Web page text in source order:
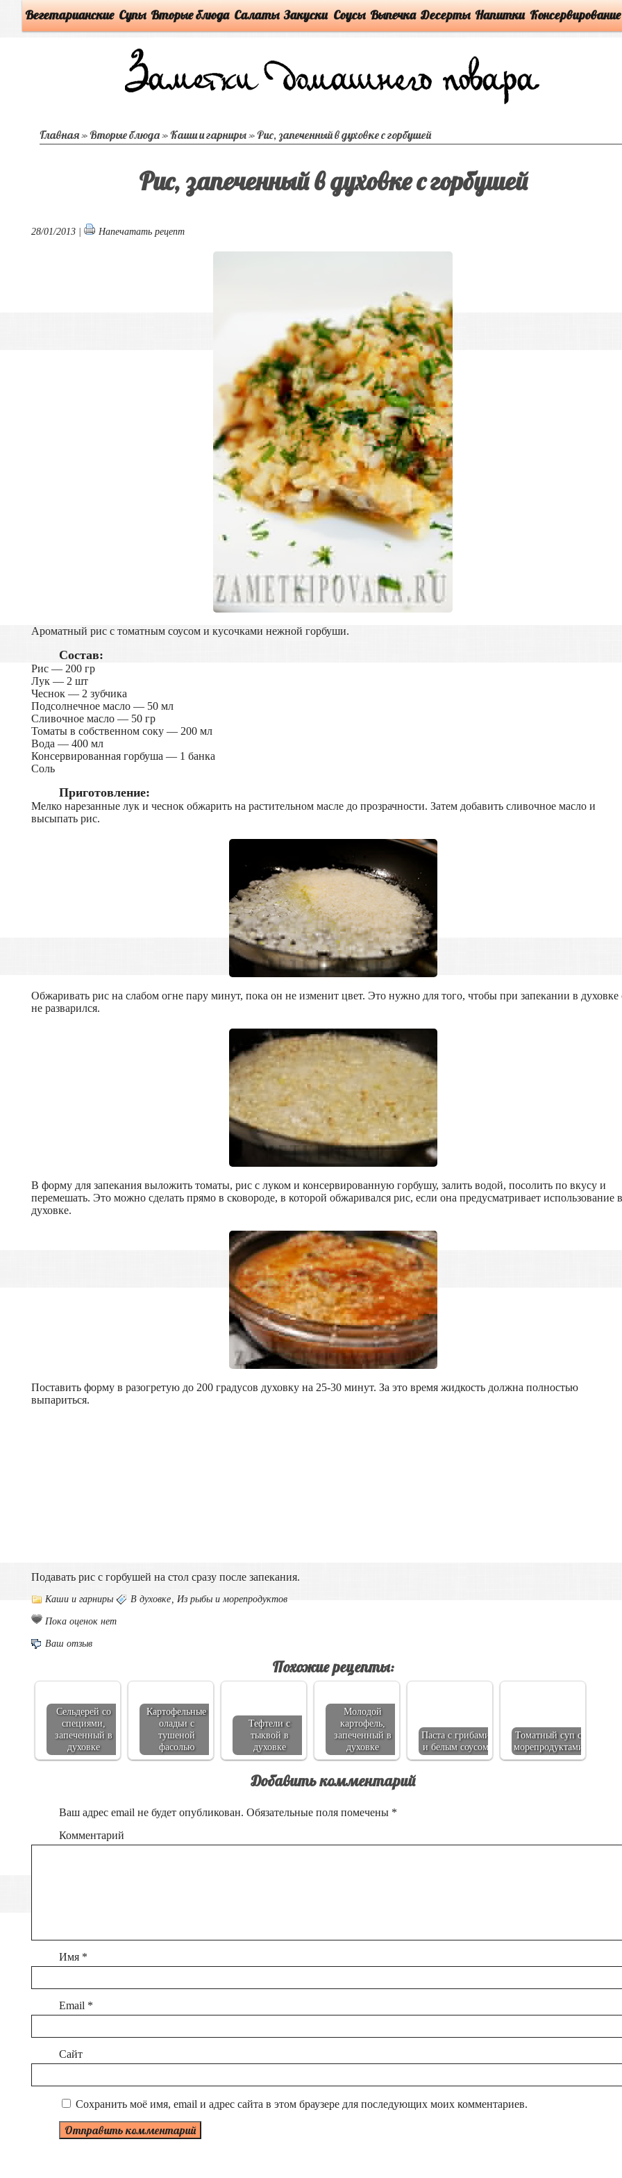
Вегетарианские Супы Вторые блюда Салаты Закуски Соусы Выпечка Десерты Напитки Консервирование
Главная»Вторые блюда»Каши и гарниры»Рис, запеченный в духовке с горбушей
Рис, запеченный в духовке с горбушей
28/01/2013 | Напечатать рецепт
Ароматный рис с томатным соусом и кусочками нежной горбуши.
Состав:
Рис — 200 гр
Лук — 2 шт
Чеснок — 2 зубчика
Подсолнечное масло — 50 мл
Сливочное масло — 50 гр
Томаты в собственном соку — 200 мл
Вода — 400 мл
Консервированная горбуша — 1 банка
Соль
Приготовление:
Мелко нарезанные лук и чеснок обжарить на растительном масле до прозрачности. Затем добавить сливочное масло и
высыпать рис.
Обжаривать рис на слабом огне пару минут, пока он не изменит цвет. Это нужно для того, чтобы при запекании в духовке
не разварился.
В форму для запекания выложить томаты, рис с луком и консервированную горбушу, залить водой, посолить по вкусу и
перемешать. Это можно сделать прямо в сковороде, в которой обжаривался рис, если она предусматривает использование
духовке.
Поставить форму в разогретую до 200 градусов духовку на 25-30 минут. За это время жидкость должна полностью
выпариться.
Подавать рис с горбушей на стол сразу после запекания.
Каши и гарниры В духовке,Из рыбы и морепродуктов
Пока оценок нет
Ваш отзыв
Похожие рецепты:
Сельдерей со
специями,
запеченный в
духовке
Картофельные
оладьи с
тушеной
фасолью
Тефтели с
тыквой в
духовке
Молодой
картофель,
запеченный в
духовке
Паста с грибами
и белым соусом
Томатный суп с
морепродуктами
Добавить комментарий
Ваш адрес email не будет опубликован. Обязательные поля помечены *
Комментарий
Имя *
Email *
Сайт
Сохранить моё имя, email и адрес сайта в этом браузере для последующих моих комментариев.